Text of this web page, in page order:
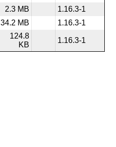
2.3 MB
1.16.3-1
34.2 MB 1.16.3-1
124.8
KB
1.16.3-1